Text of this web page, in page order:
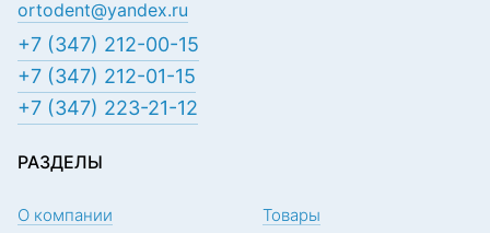
ortodent@yandex.ru
+7 (347) 212-00-15
+7 (347) 212-01-15
+7 (347) 223-21-12
РАЗДЕЛЫ
О компании
Товары